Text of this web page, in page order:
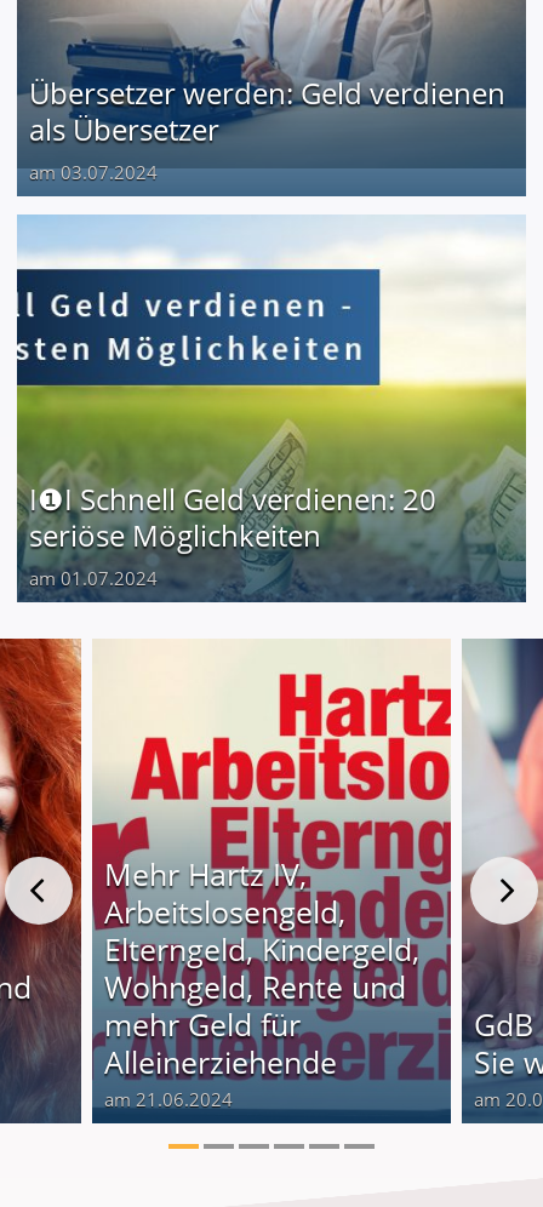
Übersetzer werden: Geld verdienen
als Übersetzer
am 03.07.2024
I❶I Schnell Geld verdienen: 20
seriöse Möglichkeiten
am 01.07.2024
Mehr Hartz IV,
Arbeitslosengeld,
Elterngeld, Kindergeld,
Wohngeld, Rente und
mehr Geld für
Alleinerziehende
am 21.06.2024
Sie
am